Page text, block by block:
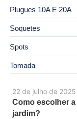
22 de julho de 2025
Como escolher
jardim?
Plugues 10A E 20A
Soquetes
Spots
Tomada